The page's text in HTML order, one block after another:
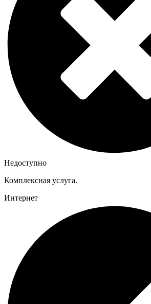
Недоступно
Комплексная услуга.
Интернет